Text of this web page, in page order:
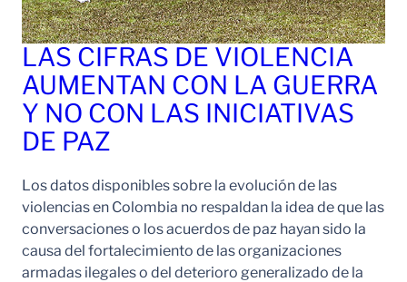
LAS CIFRAS DE VIOLENCIA
AUMENTAN CON LA GUERRA
Y NO CON LAS INICIATIVAS
DE PAZ
Los datos disponibles sobre la evolución de las
violencias en Colombia no respaldan la idea de que las
conversaciones o los acuerdos de paz hayan sido la
causa del fortalecimiento de las organizaciones
armadas ilegales o del deterioro generalizado de la